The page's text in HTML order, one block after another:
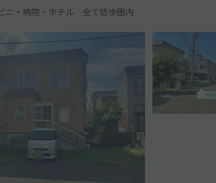
ニ・病院・ホテル 全て徒歩圏内